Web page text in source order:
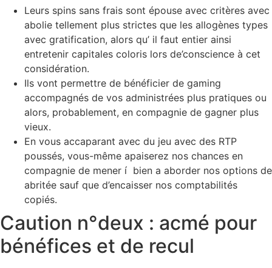
Leurs spins sans frais sont épouse avec critères avec
abolie tellement plus strictes que les allogènes types
avec gratification, alors qu’ il faut entier ainsi
entretenir capitales coloris lors de’conscience à cet
considération.
Ils vont permettre de bénéficier de gaming
accompagnés de vos administrées plus pratiques ou
alors, probablement, en compagnie de gagner plus
vieux.
En vous accaparant avec du jeu avec des RTP
poussés, vous-même apaiserez nos chances en
compagnie de mener í bien a aborder nos options de
abritée sauf que d’encaisser nos comptabilités
copiés.
Caution n°deux : acmé pour
bénéfices et de recul